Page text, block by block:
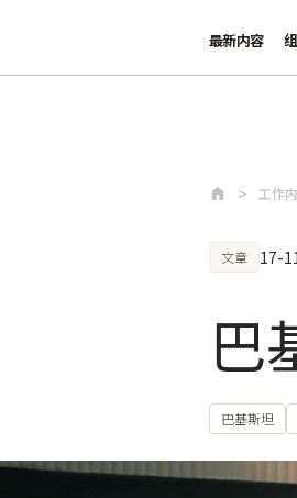
最新内容
工作
文章 17-
巴
巴基斯坦